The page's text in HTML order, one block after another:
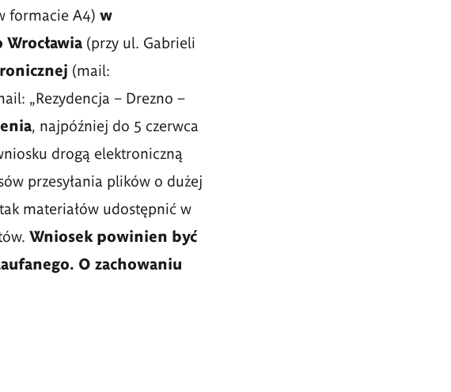
formacie A4) w
(przy ul. Gabrieli
(mail:
„Rezydencja – Drezno –
, najpóźniej do 5 czerwca
drogą elektroniczną
przesyłania plików o dużej
materiałów udostępnić w
Wniosek powinien być
O zachowaniu